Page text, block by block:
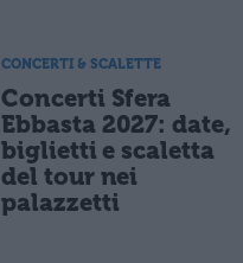
CONCERTI & SCALETTE
Concerti Sfera
Ebbasta 2027: date,
biglietti e scaletta
del tour nei
palazzetti